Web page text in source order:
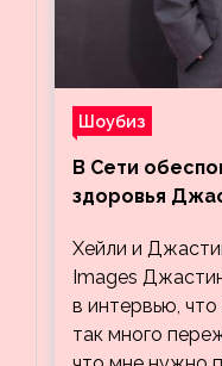
Шоубиз
В Сети
здоровья
Хейли
Хейли и
Images
в интервью,
так много